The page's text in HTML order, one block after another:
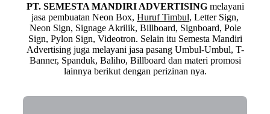
PT. SEMESTA MANDIRI ADVERTISINGmelayani
jasa pembuatan Neon Box, Huruf Timbul, Letter Sign,
Neon Sign, Signage Akrilik, Billboard, Signboard, Pole
Sign, Pylon Sign, Videotron. Selain itu Semesta Mandiri
Advertising juga melayani jasa pasang Umbul-Umbul, T-
Banner, Spanduk, Baliho, Billboard dan materi promosi
lainnya berikut dengan perizinan nya.